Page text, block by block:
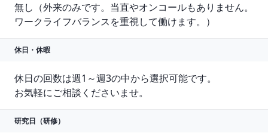
無し（外来のみです。当直やオンコールもありません。
ワークライフバランスを重視して働けます。）
休日・休暇
休日の回数は週1～週3の中から選択可能です。
お気軽にご相談くださいませ。
研究日（研修）